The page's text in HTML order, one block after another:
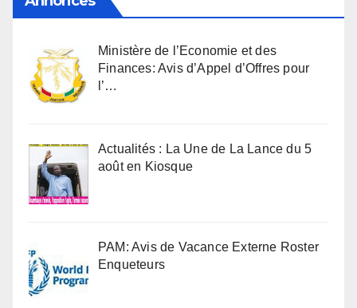
Ministère de l’Economie et des
Finances: Avis d’Appel d’Offres pour
l’…
Actualités : La Une de La Lance du 5
août en Kiosque
PAM: Avis de Vacance Externe Roster
Enqueteurs